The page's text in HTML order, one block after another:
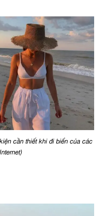
cần thiết khi đi biển của các